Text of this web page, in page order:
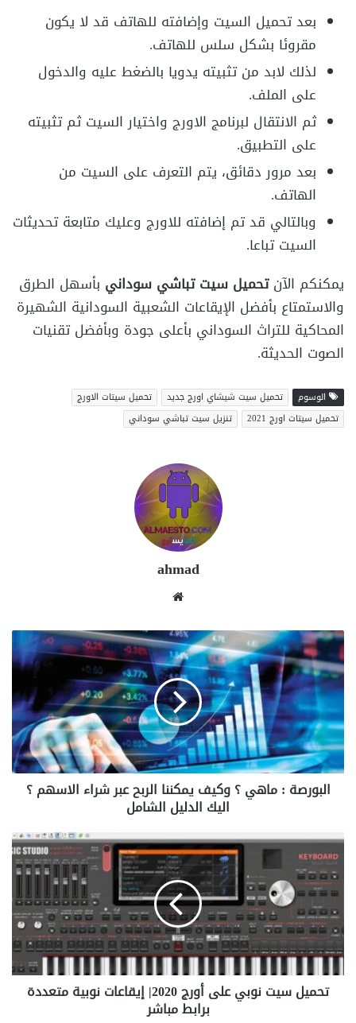
بعد تحميل السيت وإضافته للهاتف قد لا يكون
مقروئا بشكل سلس للهاتف.
لذلك لابد من تثبيته يدويا بالضغط عليه والدخول
على الملف.
ثم الانتقال لبرنامج الاورج واختيار السيت ثم تثبيته
على التطبيق.
بعد مرور دقائق، يتم التعرف على السيت من
الهاتف.
وبالتالي قد تم إضافته للاورج وعليك متابعة تحديثات
السيت تباعا.
يمكنكم الآنتحميل سيت تباشي سوداني بأسهل الطرق
والاستمتاع بأفضل الإيقاعات الشعبية السودانية الشهيرة
المحاكية للتراث السوداني بأعلى جودة وبأفضل تقنيات
الصوت الحديثة.
الوسوم تحميل سيت شيشاي اورج جديد
تحميل سيتات الاورج
تحميل سيتات اورج 2021
تنزيل سيت تباشي سوداني
ahmad
البورصة
:
ماهي
؟
وكيف
يمكننا
الربح
عبر
شراء
الاسهم
الدليل
الشامل
البورصة : ماهي ؟ وكيف يمكننا الربح عبر شراء الاسهم ؟
اليك الدليل الشامل
تحميل
سيت
نوبي
على
أورج
2020|
إيقاعات
نوبية
متعددة
برابط
تحميل سيت نوبي على أورج 2020| إيقاعات نوبية متعددة
برابط مباشر